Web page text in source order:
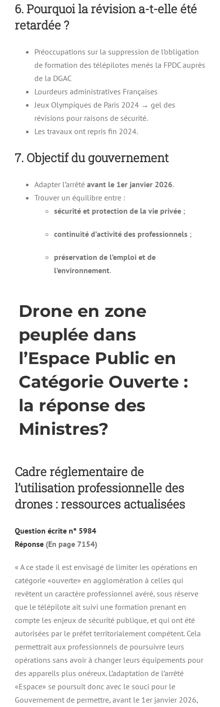
6. Pourquoi la révision a-t-elle été
retardée ?
Préoccupations sur la suppression de l’obligation
de formation des télépilotes menés la FPDC auprès
de la DGAC
Lourdeurs administratives Françaises
Jeux Olympiques de Paris 2024 → gel des
révisions pour raisons de sécurité.
Les travaux ont repris fin 2024.
7. Objectif du gouvernement
Adapter l’arrêté avant le 1er janvier 2026.
Trouver un équilibre entre :
sécurité et protection de la vie privée ;
continuité d’activité des professionnels ;
préservation de l’emploi et de
l’environnement.
Drone en zone
peuplée dans
l’Espace Public en
Catégorie Ouverte :
la réponse des
Ministres?
Cadre réglementaire de
l’utilisation professionnelle des
drones : ressources actualisées
Question écrite n° 5984
Réponse (En page 7154)
« A ce stade il est envisagé de limiter les opérations en
catégorie «ouverte» en agglomération à celles qui
revêtent un caractère professionnel avéré, sous réserve
que le télépilote ait suivi une formation prenant en
compte les enjeux de sécurité publique, et qui ont été
autorisées par le préfet territorialement compétent. Cela
permettrait aux professionnels de poursuivre leurs
opérations sans avoir à changer leurs équipements pour
des appareils plus onéreux. L’adaptation de l’arrêté
«Espace» se poursuit donc avec le souci pour le
Gouvernement de permettre, avant le 1 er janvier 2026,